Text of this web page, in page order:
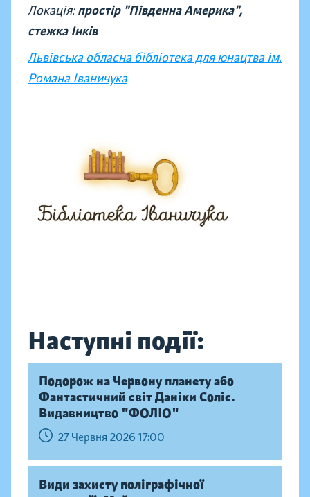
Локація:простір "Південна Америка",
стежка Інків
Львівська обласна бібліотека для юнацтва ім.
Романа Іваничука
Наступні події:
Подорож на Червону планету або
Фантастичний світ Даніки Соліс.
Видавництво "ФОЛІО"
27 Червня 2026 17:00
Види захисту поліграфічної